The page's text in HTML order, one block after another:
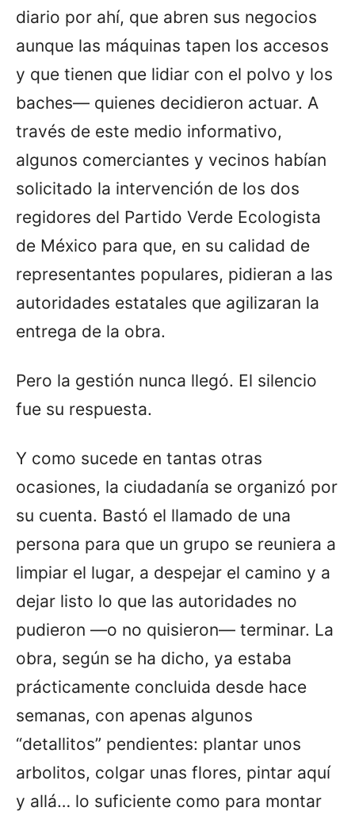
diario por ahí, que abren sus negocios
aunque las máquinas tapen los accesos
y que tienen que lidiar con el polvo y los
baches— quienes decidieron actuar. A
través de este medio informativo,
algunos comerciantes y vecinos habían
solicitado la intervención de los dos
regidores del Partido Verde Ecologista
de México para que, en su calidad de
representantes populares, pidieran a las
autoridades estatales que agilizaran la
entrega de la obra.
Pero la gestión nunca llegó. El silencio
fue su respuesta.
Y como sucede en tantas otras
ocasiones, la ciudadanía se organizó por
su cuenta. Bastó el llamado de una
persona para que un grupo se reuniera a
limpiar el lugar, a despejar el camino y a
dejar listo lo que las autoridades no
pudieron —o no quisieron— terminar. La
obra, según se ha dicho, ya estaba
prácticamente concluida desde hace
semanas, con apenas algunos
“detallitos” pendientes: plantar unos
arbolitos, colgar unas flores, pintar aquí
y allá… lo suficiente como para montar